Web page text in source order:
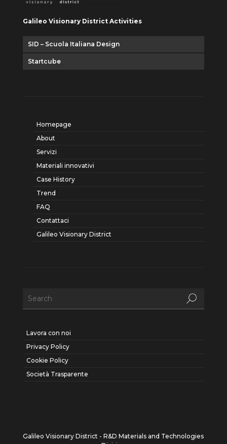
Galileo Visionary District Activities
SID – Scuola Italiana Design
Startcube
Homepage
About
Servizi
Materiali innovativi
Case History
Trend
FAQ
Contattaci
Galileo Visionary District
Lavora con noi
Privacy Policy
Cookie Policy
Società Trasparente
Galileo Visionary District - R&D Materials and Technologies